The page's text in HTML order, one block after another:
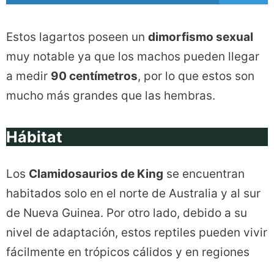
Estos lagartos poseen un dimorfismo sexual
muy notable ya que los machos pueden llegar
a medir 90 centímetros, por lo que estos son
mucho más grandes que las hembras.
Hábitat
Los Clamidosaurios de King se encuentran
habitados solo en el norte de Australia y al sur
de Nueva Guinea. Por otro lado, debido a su
nivel de adaptación, estos reptiles pueden vivir
fácilmente en trópicos cálidos y en regiones